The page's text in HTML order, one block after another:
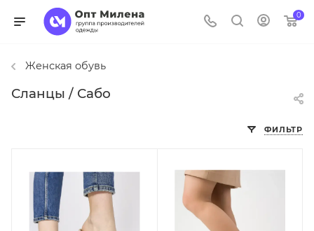
0
Женская обувь
Сланцы / Сабо
ФИЛЬТР